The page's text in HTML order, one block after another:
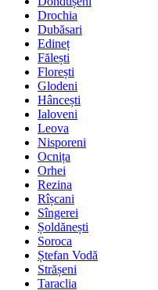
Drochia
Dubăsari
Edineț
Fălești
Florești
Glodeni
Hâncești
Ialoveni
Leova
Nisporeni
Ocnița
Orhei
Rezina
Rîșcani
Sîngerei
Șoldănești
Soroca
Ștefan Vodă
Strășeni
Taraclia